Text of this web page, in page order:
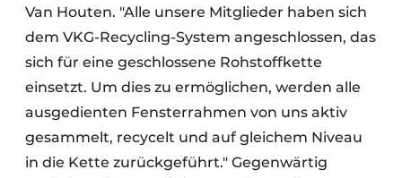
Van Houten. "Alle unsere Mitglieder haben sich
dem VKG-Recycling-System angeschlossen, das
sich für eine geschlossene Rohstoffkette
einsetzt. Um dies zu ermöglichen, werden alle
ausgedienten Fensterrahmen von uns aktiv
gesammelt, recycelt und auf gleichem Niveau
in die Kette zurückgeführt." Gegenwärtig